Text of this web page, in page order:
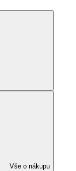
Vše o nákupu